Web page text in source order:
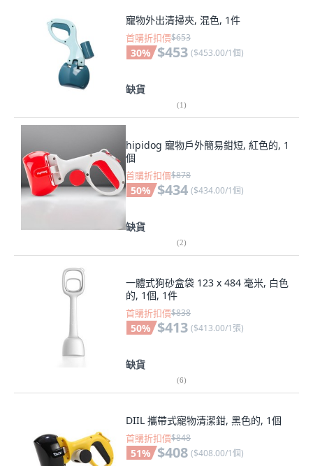
寵物外出清掃夾, 混色, 1件
首購折扣價$653
30% $453 ($453.00/1個)
缺貨
(1)
hipidog 寵物戶外簡易鉗短, 紅色的, 1
個
首購折扣價$878
50% $434 ($434.00/1個)
缺貨
(2)
一體式狗砂盒袋 123 x 484 毫米, 白色
的, 1個, 1件
首購折扣價$838
50% $413 ($413.00/1張)
缺貨
(6)
DIIL 攜帶式寵物清潔鉗, 黑色的, 1個
首購折扣價$848
51% $408 ($408.00/1個)